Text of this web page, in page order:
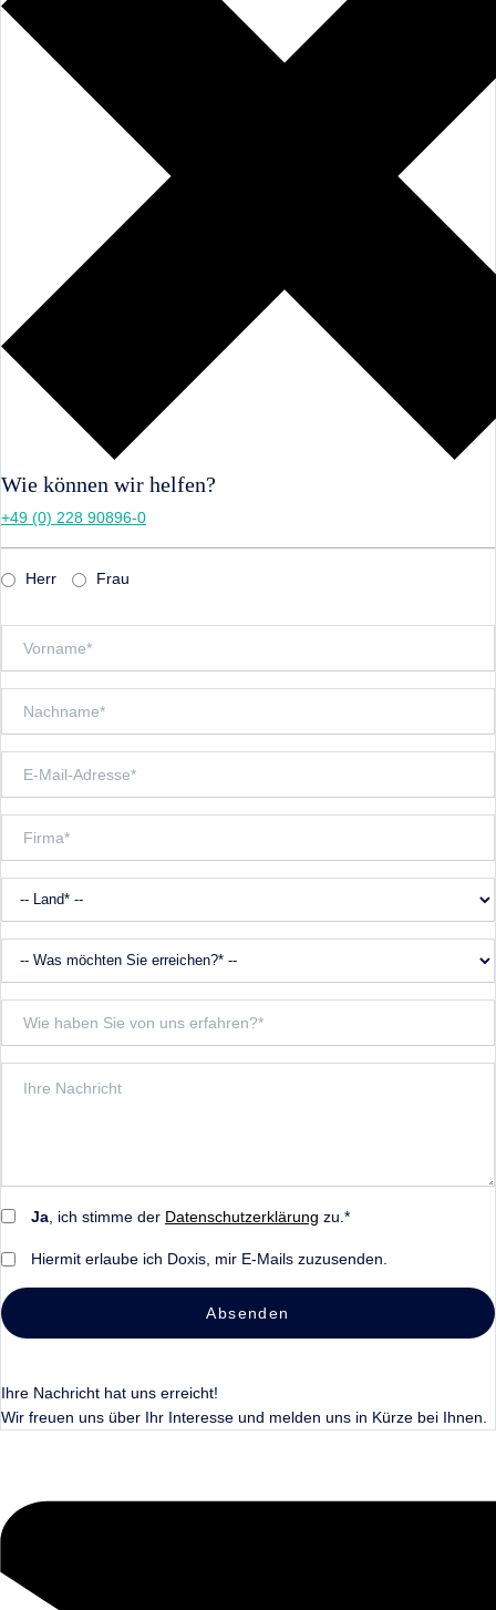
Wie können wir helfen?
+49 (0) 228 90896-0
Herr Frau
Ja , ich stimme der Datenschutzerklärung zu.*
Hiermit erlaube ich Doxis, mir E-Mails zuzusenden.
Absenden
Ihre Nachricht hat uns erreicht!
Wir freuen uns über Ihr Interesse und melden uns in Kürze bei Ihnen.